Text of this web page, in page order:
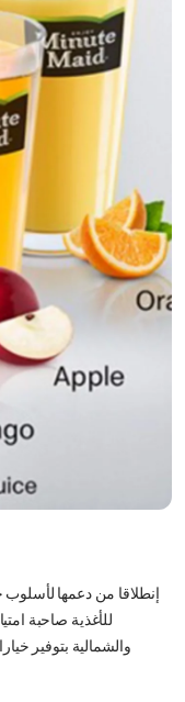
إنطلاقا من دعمها
للأغذية صاحبة
والشمالية بتوفير